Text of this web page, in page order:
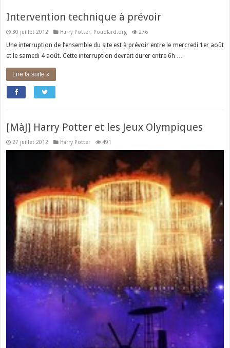
Intervention technique à prévoir
30 juillet 2012 Harry Potter, Poudlard.org 276
Une interruption de l’ensemble du site est à prévoir entre le mercredi 1er août
et le samedi 4 août. Cette interruption devrait durer entre 6h …
Lire la suite »
[MàJ] Harry Potter et les Jeux Olympiques
27 juillet 2012 Harry Potter 491